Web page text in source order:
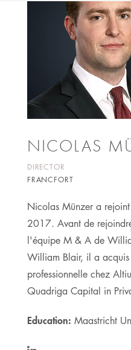
NICOLAS
DIRECTOR
FRANCFORT
Nicolas Münzer a
2017. Avant de
l'équipe M & A de
William Blair, il a acquis
professionnelle chez
Quadriga Capital in
Education: Maastricht